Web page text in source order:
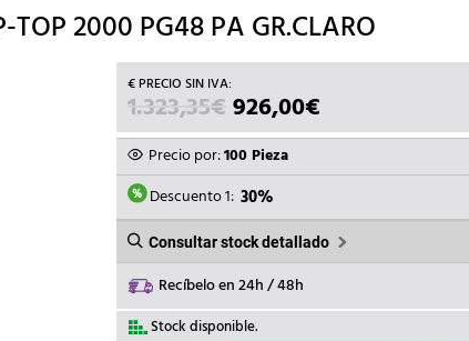
TOP 2000 PG48 PA GR.CLARO
1.323,35€ EL
PRECIO
ORIGINAL
ERA:
1.323,35€.
926,00€EL
PRECIO
ES:
Precio por:100 Pieza
Descuento 1: 30%
Consultar stock detallado
Recíbelo en 24h / 48h
Stock disponible.